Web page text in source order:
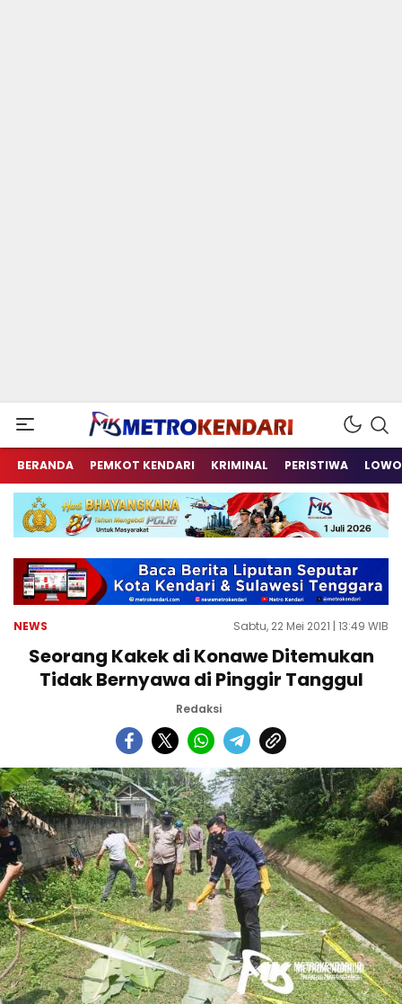
metrokendari
Berita Terkini Sulawesi Tenggara
BERANDA PEMKOT KENDARI KRIMINAL PERISTIWA
NEWS Sabtu, 22 Mei 2021 | 13:49 WIB
Seorang Kakek di Konawe Ditemukan
Tidak Bernyawa di Pinggir Tanggul
Redaksi